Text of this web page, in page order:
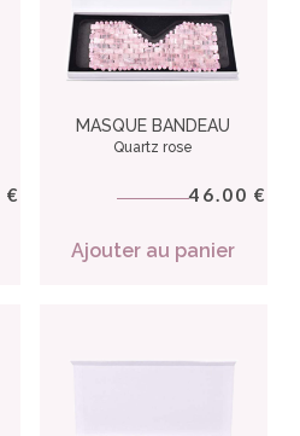
€
MASQUE BANDEAU
Quartz rose
46.00 €
Ajouter au panier